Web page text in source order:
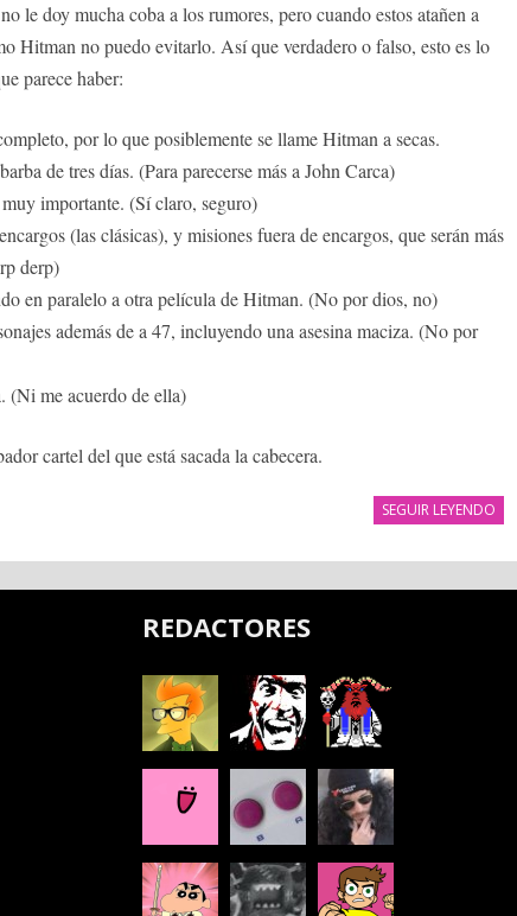
le doy mucha coba a los rumores, pero cuando estos atañen a
Hitman no puedo evitarlo. Así que verdadero o falso, esto es lo
parece haber:
por lo que posiblemente se llame Hitman a secas.
de tres días. (Para parecerse más a John Carca)
importante. (Sí claro, seguro)
(las clásicas), y misiones fuera de encargos, que serán más
derp)
en paralelo a otra película de Hitman. (No por dios, no)
además de a 47, incluyendo una asesina maciza. (No por
(Ni me acuerdo de ella)
cartel del que está sacada la cabecera.
SEGUIR LEYENDO
REDACTORES